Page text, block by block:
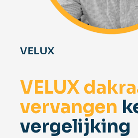
VELUX
VELUX
vervangen
vergelijking